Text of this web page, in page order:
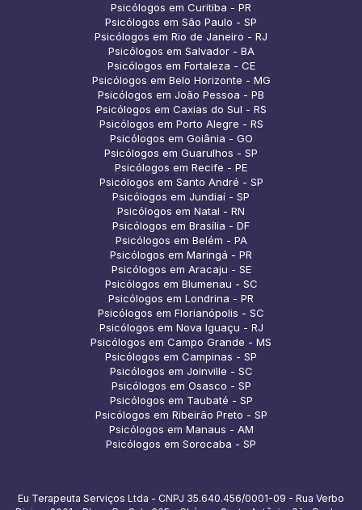
Psicólogos em Curitiba - PR
Psicólogos em São Paulo - SP
Psicólogos em Rio de Janeiro - RJ
Psicólogos em Salvador - BA
Psicólogos em Fortaleza - CE
Psicólogos em Belo Horizonte - MG
Psicólogos em João Pessoa - PB
Psicólogos em Caxias do Sul - RS
Psicólogos em Porto Alegre - RS
Psicólogos em Goiânia - GO
Psicólogos em Guarulhos - SP
Psicólogos em Recife - PE
Psicólogos em Santo André - SP
Psicólogos em Jundiaí - SP
Psicólogos em Natal - RN
Psicólogos em Brasília - DF
Psicólogos em Belém - PA
Psicólogos em Maringá - PR
Psicólogos em Aracaju - SE
Psicólogos em Blumenau - SC
Psicólogos em Londrina - PR
Psicólogos em Florianópolis - SC
Psicólogos em Nova Iguaçu - RJ
Psicólogos em Campo Grande - MS
Psicólogos em Campinas - SP
Psicólogos em Joinville - SC
Psicólogos em Osasco - SP
Psicólogos em Taubaté - SP
Psicólogos em Ribeirão Preto - SP
Psicólogos em Manaus - AM
Psicólogos em Sorocaba - SP
Eu Terapeuta Serviços Ltda - CNPJ 35.640.456/0001-09 - Rua Verbo